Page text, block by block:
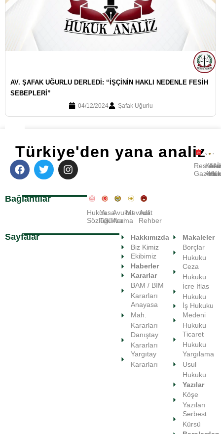
AV. ŞAFAK UĞURLU DERLEDI: “İŞÇININ HAKLI NEDENLE FESIH
SEBEPLERI”
04/12/2024 Şafak Uğurlu
Türkiye'den yana analiz
Bağlantılar
Hukuk
Sözlüğü
Yasa
Teklifleri
Avukat
Arama
Mevzuat
Adli
Rehber
Resmi
Gazete
Sayfalar
Hakkımızda
Biz Kimiz
Ekibimiz
Haberler
Kararlar
BAM / BİM
Kararları
Anayasa
Mah.
Kararları
Danıştay
Kararları
Yargıtay
Kararları
Makaleler
Borçlar
Hukuku
Ceza
Hukuku
İcre İflas
Hukuku
İş Hukuku
Medeni
Hukuku
Ticaret
Hukuku
Yargılama
Usul
Hukuku
Yazılar
Köşe
Yazıları
Serbest
Kürsü